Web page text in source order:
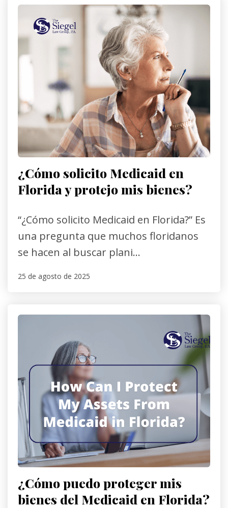
¿Cómo solicito Medicaid en
Florida y protejo mis bienes?
“¿Cómo solicito Medicaid en Florida?” Es
una pregunta que muchos floridanos
se hacen al buscar plani...
25 de agosto de 2025
¿Cómo puedo proteger mis
bienes del Medicaid en Florida?